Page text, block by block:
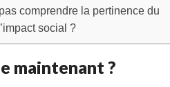
comprendre la pertinence du
social ?
maintenant ?